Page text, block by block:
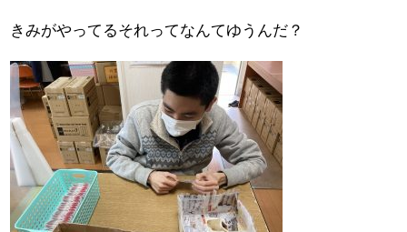
きみがやってるそれってなんてゆうんだ？